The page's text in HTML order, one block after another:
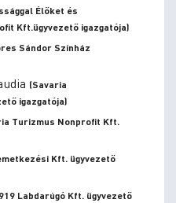
Élőket és
Kft.ügyvezető igazgatója)
Sándor Színház
(Savaria
igazgatója)
Turizmus Nonprofit Kft.
Kft. ügyvezető
Labdarúgó Kft. ügyvezető